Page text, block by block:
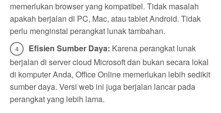
memerlukan browser yang kompatibel. Tidak masalah
apakah berjalan di PC, Mac, atau tablet Android. Tidak
perlu menginstal perangkat lunak tambahan.
Efisien Sumber Daya: Karena perangkat lunak
berjalan di server cloud Microsoft dan bukan secara lokal
di komputer Anda, Office Online memerlukan lebih sedikit
sumber daya. Versi web ini juga berjalan lancar pada
perangkat yang lebih lama.